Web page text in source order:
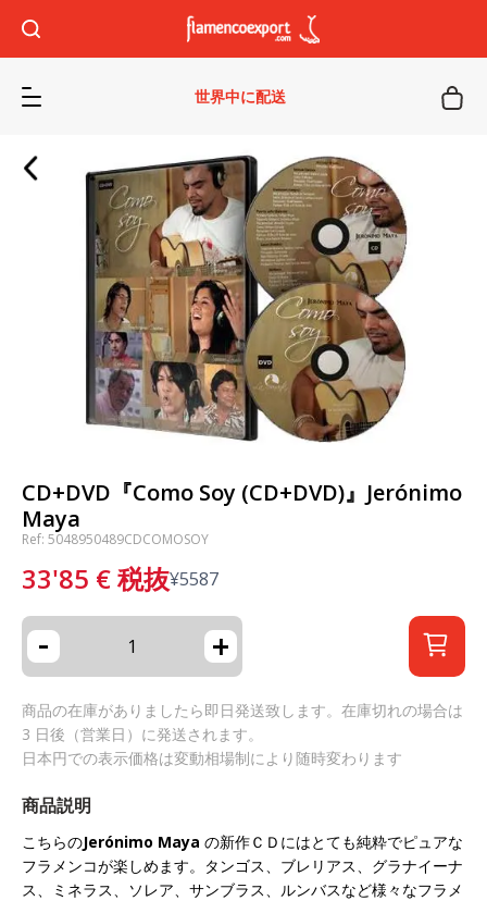
世界中に配送
CD+DVD『Como Soy (CD+DVD)』Jerónimo
Maya
Ref: 5048950489CDCOMOSOY
33'85 €税抜¥5587
- +
商品の在庫がありましたら即日発送致します。在庫切れの場合は
3 日後（営業日）に発送されます。
日本円での表示価格は変動相場制により随時変わります
商品説明
こちらのJerónimo Maya の新作ＣＤにはとても純粋でピュアな
フラメンコが楽しめます。タンゴス、ブレリアス、グラナイーナ
ス、ミネラス、ソレア、サンブラス、ルンバスなど様々なフラメ